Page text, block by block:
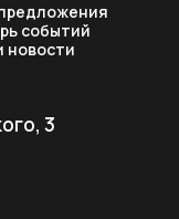
событий
новости
3